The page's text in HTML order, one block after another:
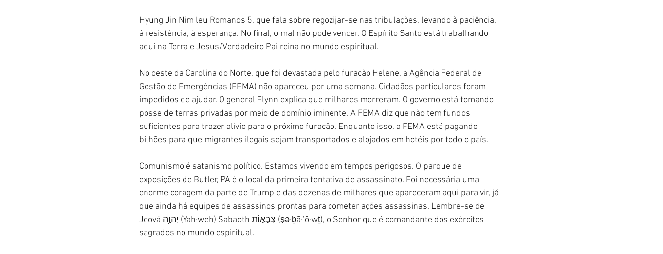
Hyung Jin Nim leu Romanos 5, que fala sobre regozijar-se nas tribulações, levando à paciência,
à resistência, à esperança. No final, o mal não pode vencer. O Espírito Santo está trabalhando
aqui na Terra e Jesus/Verdadeiro Pai reina no mundo espiritual.
No oeste da Carolina do Norte, que foi devastada pelo furacão Helene, a Agência Federal de
Gestão de Emergências (FEMA) não apareceu por uma semana. Cidadãos particulares foram
impedidos de ajudar. O general Flynn explica que milhares morreram. O governo está tomando
posse de terras privadas por meio de domínio iminente. A FEMA diz que não tem fundos
suficientes para trazer alívio para o próximo furacão. Enquanto isso, a FEMA está pagando
bilhões para que migrantes ilegais sejam transportados e alojados em hotéis por todo o país.
Comunismo é satanismo político. Estamos vivendo em tempos perigosos. O parque de
exposições de Butler, PA é o local da primeira tentativa de assassinato. Foi necessária uma
enorme coragem da parte de Trump e das dezenas de milhares que apareceram aqui para vir, já
que ainda há equipes de assassinos prontas para cometer ações assassinas. Lembre-se de
Jeová יְהוָ֥ה (Yah·weh) Sabaoth צְבָא֑וֹת (ṣə·ḇā·’ō·wṯ), o Senhor que é comandante dos exércitos
sagrados no mundo espiritual.